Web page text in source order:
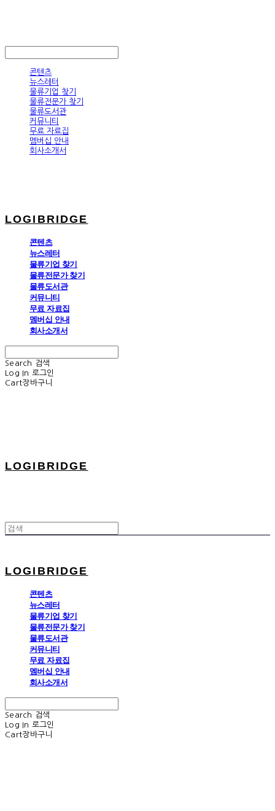
콘텐츠
뉴스레터
물류기업 찾기
물류전문가 찾기
물류도서관
커뮤니티
무료 자료집
멤버십 안내
회사소개서
LOGIBRIDGE
콘텐츠
뉴스레터
물류기업 찾기
물류전문가 찾기
물류도서관
커뮤니티
무료 자료집
멤버십 안내
회사소개서
Search
검색
Log In 로그인
Cart장바구니
LOGIBRIDGE
LOGIBRIDGE
콘텐츠
뉴스레터
물류기업 찾기
물류전문가 찾기
물류도서관
커뮤니티
무료 자료집
멤버십 안내
회사소개서
Search
검색
Log In 로그인
Cart장바구니